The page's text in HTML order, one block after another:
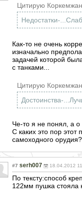
Цитирую
Недостатки-
Как-то не очень
изначально
задачей которой
с танками...
Цитирую
Достоинства-
Че-то я не понял, а
С каких это пор этот
самоходного орудия?
#7 serh007 18.04.2012
По тексту:способ
122мм пушка стояла